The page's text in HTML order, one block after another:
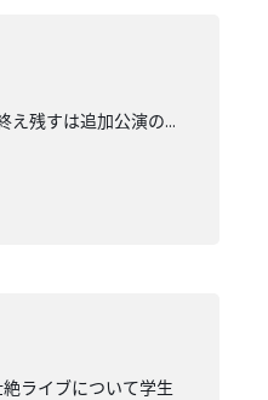
残すは追加公演の...
ライブについて学生